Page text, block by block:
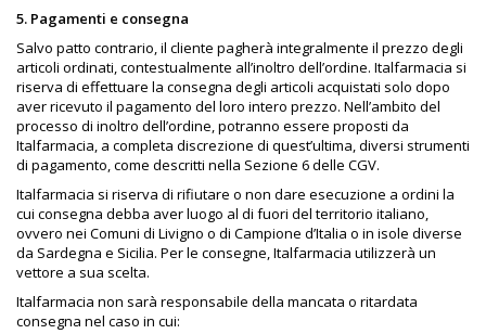
5. Pagamenti e consegna
Salvo patto contrario, il cliente pagherà integralmente il prezzo degli
articoli ordinati, contestualmente all’inoltro dell’ordine. Italfarmacia si
riserva di effettuare la consegna degli articoli acquistati solo dopo
aver ricevuto il pagamento del loro intero prezzo. Nell’ambito del
processo di inoltro dell’ordine, potranno essere proposti da
Italfarmacia, a completa discrezione di quest’ultima, diversi strumenti
di pagamento, come descritti nella Sezione 6 delle CGV.
Italfarmacia si riserva di rifiutare o non dare esecuzione a ordini la
cui consegna debba aver luogo al di fuori del territorio italiano,
ovvero nei Comuni di Livigno o di Campione d’Italia o in isole diverse
da Sardegna e Sicilia. Per le consegne, Italfarmacia utilizzerà un
vettore a sua scelta.
Italfarmacia non sarà responsabile della mancata o ritardata
consegna nel caso in cui: